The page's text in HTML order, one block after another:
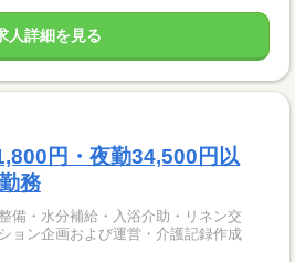
人詳細を見る
円・夜勤34,500円以
務
備・水分補給・入浴介助・リネン交
ョン企画および運営・介護記録作成